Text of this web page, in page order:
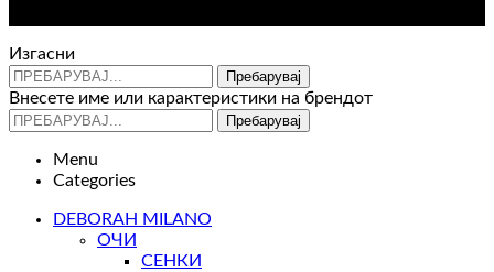
Изгасни
Пребарувај
Внесете име или карактеристики на брендот
Пребарувај
Menu
Categories
DEBORAH MILANO
ОЧИ
СЕНКИ